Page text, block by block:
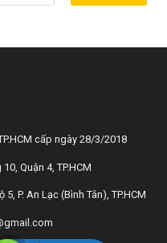
cấp ngày 28/3/2018
Quận 4, TP.HCM
P. An Lạc (Bình Tân), TP.HCM